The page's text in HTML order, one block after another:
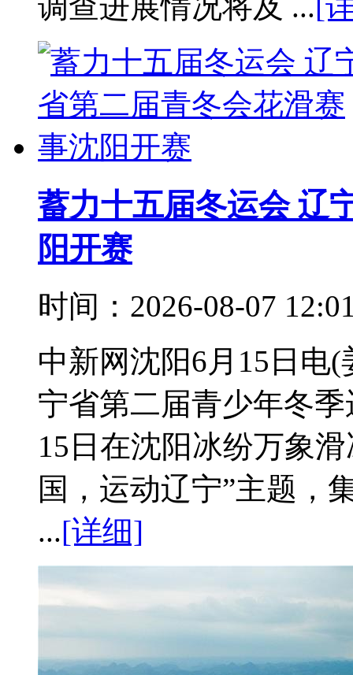
调查进展情况将及 ...[
蓄力十五届冬运会 辽
阳开赛
时间：2026-08-07
中新网沈阳6月15日电
宁省第二届青少年冬
15日在沈阳冰纷万象
国，运动辽宁”主题，
...[详细]